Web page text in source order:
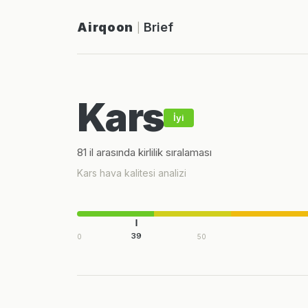
Airqoon Brief
Kars İyi
81 il arasında kirlilik sıralaması
Kars hava kalitesi analizi
39
0 50